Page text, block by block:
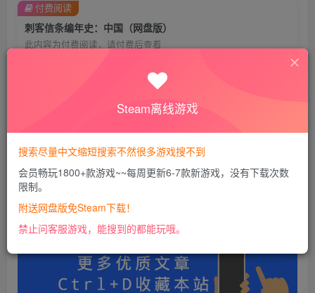
刺客信条编年史：中国（网盘版）
此内容为付费阅读，请付费后查看
悦玩币 8
免费
您当前未登录！建议登陆后购买，可保存购买订单
付费阅读
账号密码错误或需要验证码，进售后扣裙1050974489
使用教程：
https://docs.qq.com/doc/DU0VHUUFRS2xDa1Jp
Steam离线游戏
搜索尽量中文缩短搜索不然很多游戏搜不到
会员畅玩1800+款游戏~~每周更新6-7款新游戏，没有下载次数
限制。
附送网盘版免Steam下载！
禁止问客服游戏，能搜到的都能玩哦。